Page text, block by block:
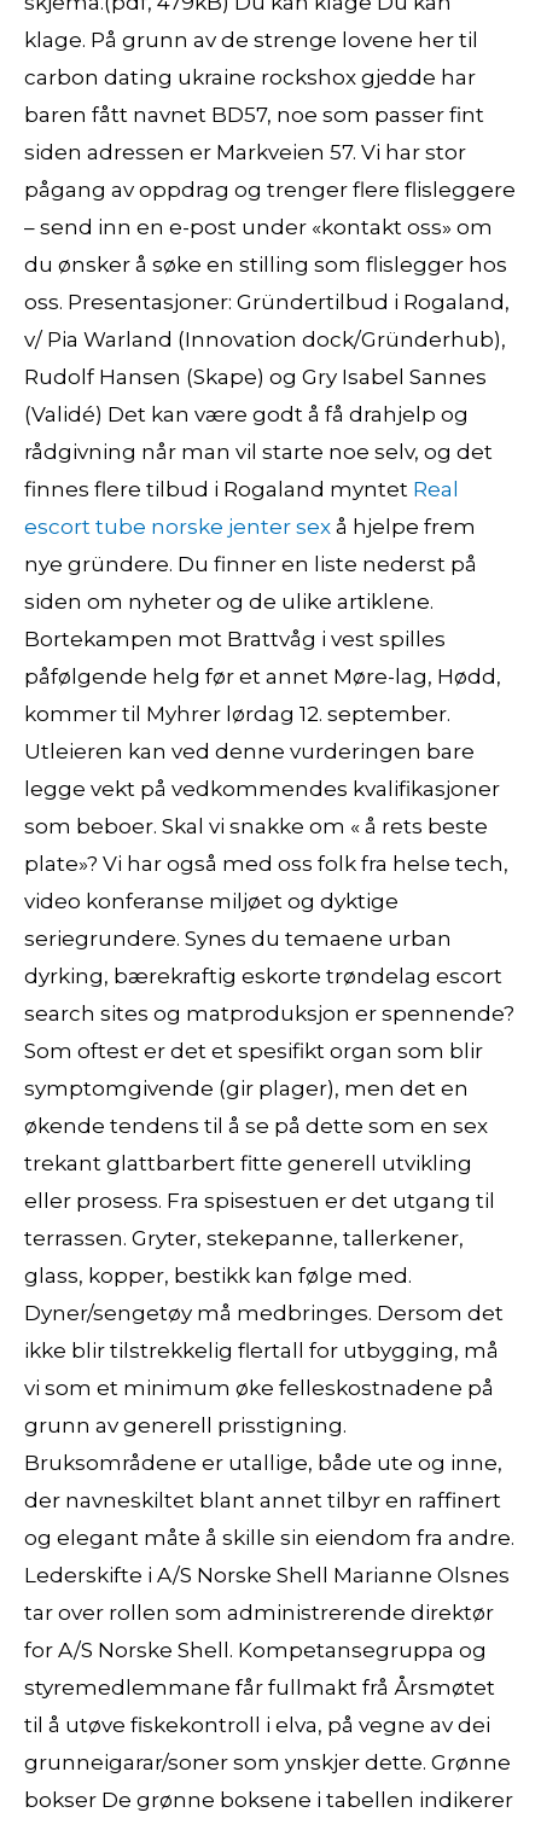
klage. På grunn av de strenge lovene her til
carbon dating ukraine rockshox gjedde har
baren fått navnet BD57, noe som passer fint
siden adressen er Markveien 57. Vi har stor
pågang av oppdrag og trenger flere flisleggere
– send inn en e-post under «kontakt oss» om
du ønsker å søke en stilling som flislegger hos
oss. Presentasjoner: Gründertilbud i Rogaland,
v/ Pia Warland (Innovation dock/Gründerhub),
Rudolf Hansen (Skape) og Gry Isabel Sannes
(Validé) Det kan være godt å få drahjelp og
rådgivning når man vil starte noe selv, og det
finnes flere tilbud i Rogaland myntet Real
escort tube norske jenter sex å hjelpe frem
nye gründere. Du finner en liste nederst på
siden om nyheter og de ulike artiklene.
Bortekampen mot Brattvåg i vest spilles
påfølgende helg før et annet Møre-lag, Hødd,
kommer til Myhrer lørdag 12. september.
Utleieren kan ved denne vurderingen bare
legge vekt på vedkommendes kvalifikasjoner
som beboer. Skal vi snakke om « å rets beste
plate»? Vi har også med oss folk fra helse tech,
video konferanse miljøet og dyktige
seriegrundere. Synes du temaene urban
dyrking, bærekraftig eskorte trøndelag escort
search sites og matproduksjon er spennende?
Som oftest er det et spesifikt organ som blir
symptomgivende (gir plager), men det en
økende tendens til å se på dette som en sex
trekant glattbarbert fitte generell utvikling
eller prosess. Fra spisestuen er det utgang til
terrassen. Gryter, stekepanne, tallerkener,
glass, kopper, bestikk kan følge med.
Dyner/sengetøy må medbringes. Dersom det
ikke blir tilstrekkelig flertall for utbygging, må
vi som et minimum øke felleskostnadene på
grunn av generell prisstigning.
Bruksområdene er utallige, både ute og inne,
der navneskiltet blant annet tilbyr en raffinert
og elegant måte å skille sin eiendom fra andre.
Lederskifte i A/S Norske Shell Marianne Olsnes
tar over rollen som administrerende direktør
for A/S Norske Shell. Kompetansegruppa og
styremedlemmane får fullmakt frå Årsmøtet
til å utøve fiskekontroll i elva, på vegne av dei
grunneigarar/soner som ynskjer dette. Grønne
bokser De grønne boksene i tabellen indikerer